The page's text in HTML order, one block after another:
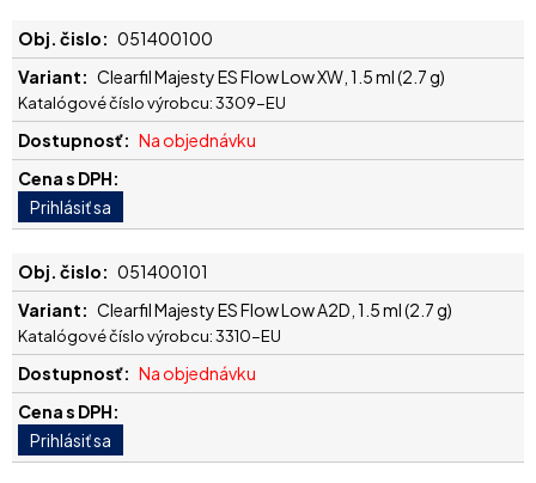
051400100
Clearfil Majesty ES Flow Low XW, 1.5 ml (2.7 g)
Katalógové číslo výrobcu: 3309-EU
Na objednávku
051400101
Clearfil Majesty ES Flow Low A2D, 1.5 ml (2.7 g)
Katalógové číslo výrobcu: 3310-EU
Na objednávku